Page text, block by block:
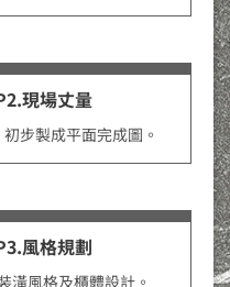
現場丈量
步製成平面完成圖。
風格規劃
潢風格及櫃體設計。